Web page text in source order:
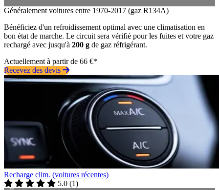
Généralement voitures entre 1970-2017 (gaz R134A)
Bénéficiez d'un refroidissement optimal avec une climatisation en
bon état de marche. Le circuit sera vérifié pour les fuites et votre gaz
rechargé avec jusqu'à 200 g de gaz réfrigérant.
Actuellement à partir de 66 €*
Recevez des devis
Recharge clim. (voitures récentes)
5.0 (1)